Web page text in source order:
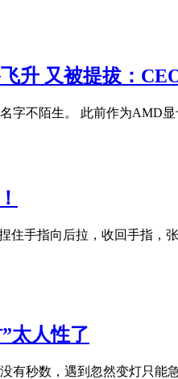
升 又被提拔：
字不陌生。 此前作为AMD
住手指向后拉，收回手指
太人性了
有秒数，遇到忽然变灯只